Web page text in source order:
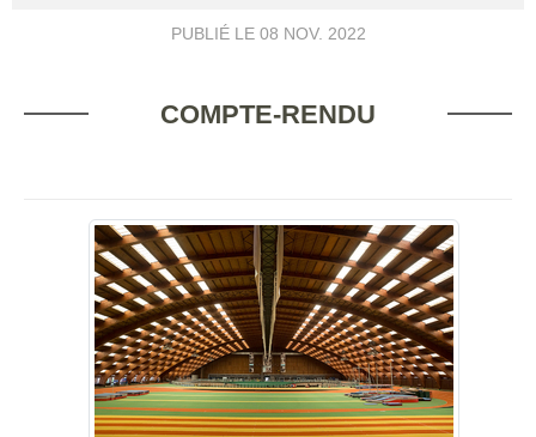
PUBLIÉ LE 08 NOV. 2022
COMPTE-RENDU